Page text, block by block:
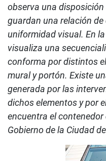
observa una
guardan una relación
uniformidad visual. En
visualiza una
conforma por distintos
mural y portón. Existe
generada por las
dichos elementos y por
encuentra el
Gobierno de la Ciudad